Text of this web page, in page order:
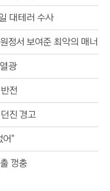
대테러 수사
정서 보여준 최악의 매너
광
전
진 경고
어"
껑충